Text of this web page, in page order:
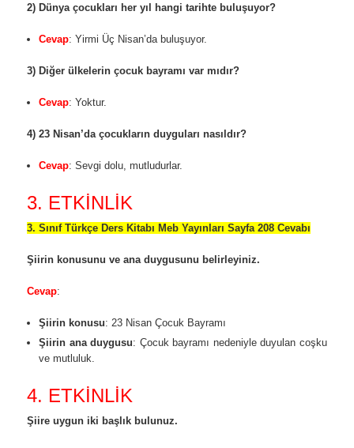
2) Dünya çocukları her yıl hangi tarihte buluşuyor?
Cevap: Yirmi Üç Nisan’da buluşuyor.
3) Diğer ülkelerin çocuk bayramı var mıdır?
Cevap: Yoktur.
4) 23 Nisan’da çocukların duyguları nasıldır?
Cevap: Sevgi dolu, mutludurlar.
3. ETKİNLİK
3. Sınıf Türkçe Ders Kitabı Meb Yayınları Sayfa 208 Cevabı
Şiirin konusunu ve ana duygusunu belirleyiniz.
Cevap:
Şiirin konusu: 23 Nisan Çocuk Bayramı
Şiirin ana duygusu: Çocuk bayramı nedeniyle duyulan coşku
ve mutluluk.
4. ETKİNLİK
Şiire uygun iki başlık bulunuz.